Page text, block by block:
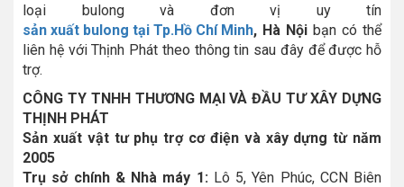
loại bulong và đơn vị uy tín
sản xuất bulong tại Tp.Hồ Chí Minh, Hà Nội bạn có thể
liên hệ với Thịnh Phát theo thông tin sau đây để được hỗ
trợ.
CÔNG TY TNHH THƯƠNG MẠI VÀ ĐẦU TƯ XÂY DỰNG
THỊNH PHÁT
Sản xuất vật tư phụ trợ cơ điện và xây dựng từ năm
2005
Trụ sở chính & Nhà máy 1: Lô 5, Yên Phúc, CCN Biên